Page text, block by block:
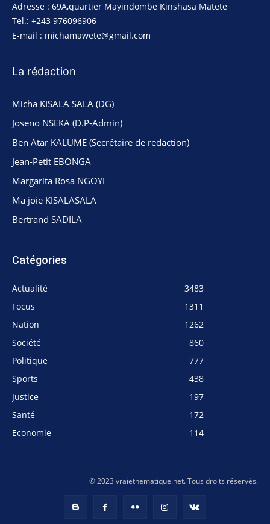
Adresse : 69A,quartier Mayindombe Kinshasa Matete
Tel.: +243 976096906
E-mail : michamawete@gmail.com
La rédaction
Micha KISALA SALA (DG)
Joseno NSEKA (D.P-Admin)
Ben Atar KALUME (Secrétaire de redaction)
Jean-Petit EBONGA
Margarita Rosa NGOYI
Ma joie KISALASALA
Bertrand SADILA
Catégories
Actualité
3483
Focus
1311
Nation
1262
Société
860
Politique
777
Sports
438
Justice
197
Santé
172
Economie
114
© 2023 vraiethematique.net. Tous droits réservés.